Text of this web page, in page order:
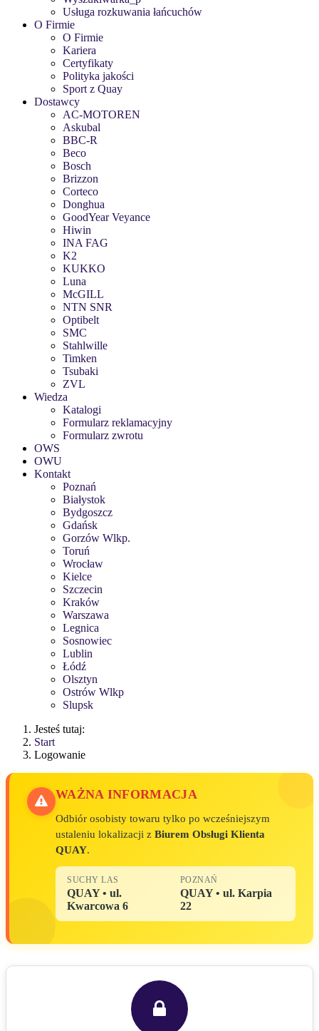
Usługa rozkuwania łańcuchów
O Firmie
O Firmie
Kariera
Certyfikaty
Polityka jakości
Sport z Quay
Dostawcy
AC-MOTOREN
Askubal
BBC-R
Beco
Bosch
Brizzon
Corteco
Donghua
GoodYear Veyance
Hiwin
INA FAG
K2
KUKKO
Luna
McGILL
NTN SNR
Optibelt
SMC
Stahlwille
Timken
Tsubaki
ZVL
Wiedza
Katalogi
Formularz reklamacyjny
Formularz zwrotu
OWS
OWU
Kontakt
Poznań
Białystok
Bydgoszcz
Gdańsk
Gorzów Wlkp.
Toruń
Wrocław
Kielce
Szczecin
Kraków
Warszawa
Legnica
Sosnowiec
Lublin
Łódź
Olsztyn
Ostrów Wlkp
Slupsk
Jesteś tutaj:
Start
Logowanie
WAŻNA INFORMACJA
Odbiór osobisty towaru tylko po wcześniejszym
ustaleniu lokalizacji z Biurem Obsługi Klienta
QUAY.
SUCHY LAS
QUAY • ul.
Kwarcowa 6
POZNAŃ
QUAY • ul. Karpia
22